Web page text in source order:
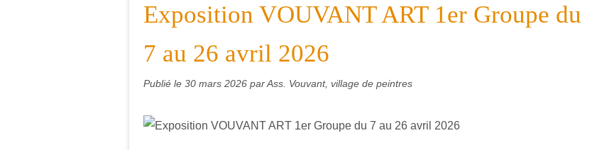
Exposition VOUVANT ART 1er Groupe du
7 au 26 avril 2026
Publié le 30 mars 2026 par Ass. Vouvant, village de peintres